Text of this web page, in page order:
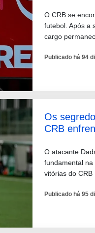
O CRB se
futebol. Após a
cargo
Publicado há 94
Os
CRB
O atacante
fundamental
vitórias do CRB
Publicado há 95